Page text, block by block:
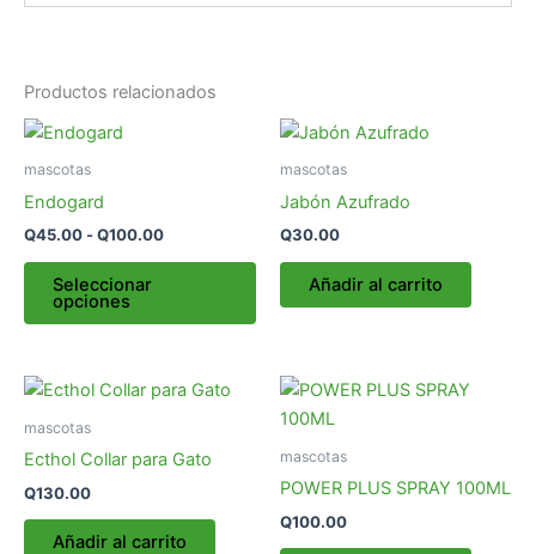
Productos relacionados
mascotas
Endogard
Q45.00 -Q100.00hasta
Seleccionar
opciones
Este
producto
variantes.
opciones
elegir
página
producto
mascotas
Jabón Azufrado
Q30.00
Añadir al carrito
mascotas
Ecthol Collar para Gato
Q130.00
Añadir al carrito
mascotas
POWER PLUS SPRAY 100ML
Q100.00